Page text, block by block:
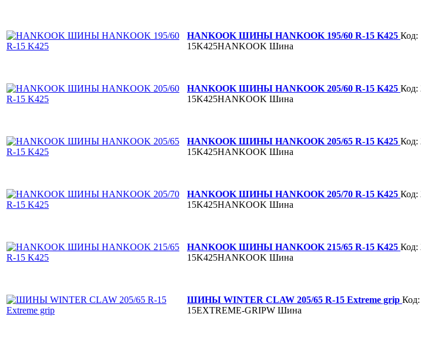
HANKOOK ШИНЫ HANKOOK 195/60 R-15 K425 Код:
15K425HANKOOK Шина
HANKOOK ШИНЫ HANKOOK 205/60 R-15 K425 Код:
15K425HANKOOK Шина
HANKOOK ШИНЫ HANKOOK 205/65 R-15 K425 Код:
15K425HANKOOK Шина
HANKOOK ШИНЫ HANKOOK 205/70 R-15 K425 Код:
15K425HANKOOK Шина
HANKOOK ШИНЫ HANKOOK 215/65 R-15 K425 Код:
15K425HANKOOK Шина
ШИНЫ WINTER CLAW 205/65 R-15 Extreme grip
15EXTREME-GRIPW Шина